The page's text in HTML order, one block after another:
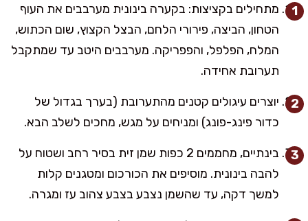
מתחילים בקציצות: בקערה בינונית מערבבים את העוף
הטחון, הביצה, פירורי הלחם, הבצל הקצוץ, שום הכתוש,
המלח, הפלפל, והפפריקה. מערבבים היטב עד שמתקבל
תערובת אחידה.
יוצרים עיגולים קטנים מהתערובת (בערך בגדול של
כדור פינג-פונג) ומניחים על מגש, מחכים לשלב הבא.
בינתיים, מחממים 2 כפות שמן זית בסיר רחב ושטוח על
להבה בינונית. מוסיפים את הכורכום ומטגנים קלות
למשך דקה, עד שהשמן נצבע בצבע צהוב עז ומגרה.